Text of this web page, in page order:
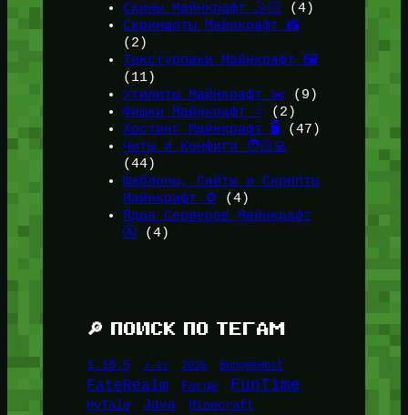
Скины Майнкрафт 🤹🏻
(4)
Скриншоты Майнкрафт 📸
(2)
Текстурпаки Майнкрафт 🖼️
(11)
Утилиты Майнкрафт ✂️ (9)
Фишки Майнкрафт ⭐(2)
Хостинг Майнкрафт 🖥️ (47)
Читы и Конфиги 🧑🏻‍💻
(44)
Шаблоны, Сайты и Скрипты
Майнкрафт ⚙️ (4)
Ядра Серверов Майнкрафт
🚰(4)
🔎 ПОИСК ПО ТЕГАМ
1.16.5 1.21 2026 BungeeHost
FateRealm Forge FunTime
HyTale Java Minecraft